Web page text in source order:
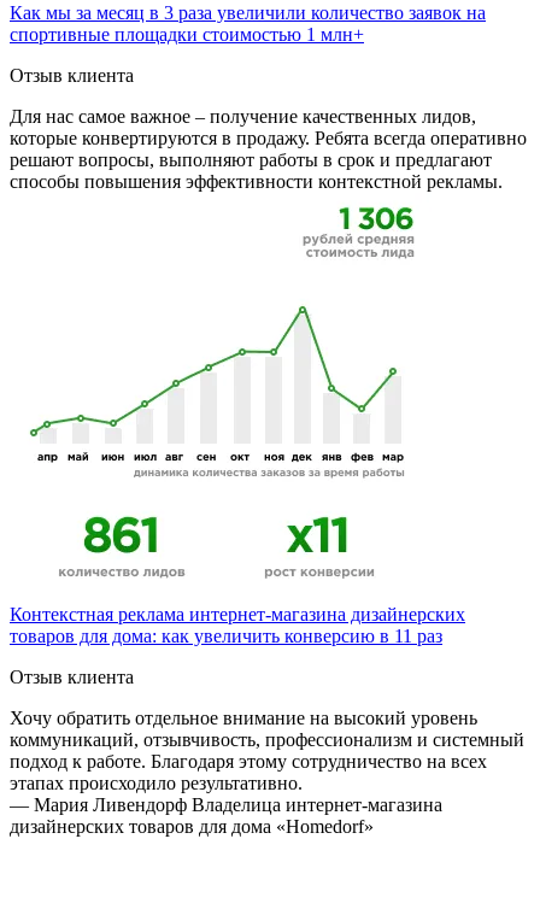
Как мы за месяц в 3 раза увеличили количество заявок на
спортивные площадки стоимостью 1 млн+
Отзыв клиента
Для нас самое важное – получение качественных лидов,
которые конвертируются в продажу. Ребята всегда оперативно
решают вопросы, выполняют работы в срок и предлагают
способы повышения эффективности контекстной рекламы.
Контекстная реклама интернет-магазина дизайнерских
товаров для дома: как увеличить конверсию в 11 раз
Отзыв клиента
Хочу обратить отдельное внимание на высокий уровень
коммуникаций, отзывчивость, профессионализм и системный
подход к работе. Благодаря этому сотрудничество на всех
этапах происходило результативно.
— Мария Ливендорф Владелица интернет-магазина
дизайнерских товаров для дома «Homedorf»